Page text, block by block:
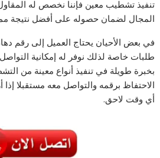
تنفيذ تشطيب معين فإننا نخصص له
المجال لضمان حصوله على أفضل نتيجة
في بعض الأحيان يحتاج العميل إلى رقم
طلبات خاصة لذلك نوفر له إمكانية
بخبرة طويلة في تنفيذ أنواع معينة من
الاحتفاظ برقمه والتواصل معه مستقبلا
أي وقت لاحق.